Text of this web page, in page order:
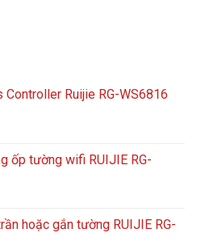
Ruijie RG-WS6816
ốp tường wifi RUIJIE RG-
hoặc gắn tường RUIJIE RG-